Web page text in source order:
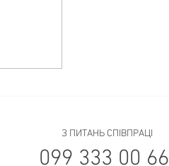
З ПИТАНЬ СПІВПРАЦІ
099 333 00 66